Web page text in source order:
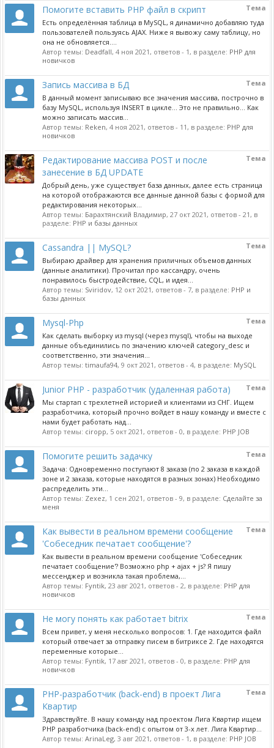
Тема
Помогите вставить PHP файл в скрипт
Есть определённая таблица в MySQL, я динамично добавляю туда
пользователей пользуясь AJAX. Ниже я вывожу саму таблицу, но
она не обновляется....
Автор темы: Deadfall, 4 ноя 2021, ответов - 1, в разделе: PHP для
новичков
Тема
Запись массива в БД
В данный момент записываю все значения массива, построчно в
базу MySQL, используя INSERT в цикле... Это не правильно... Как
можно записать массив...
Автор темы: Reken, 4 ноя 2021, ответов - 11, в разделе: PHP для
новичков
Тема
Редактирование массива POST и после
занесение в БД UPDATE
Добрый день, уже существует база данных, далее есть страница
на которой отображаются все данные данной базы с формой для
редактирования некоторых...
Автор темы: Барахтянский Владимир, 27 окт 2021, ответов - 21, в
разделе: PHP и базы данных
Тема
Cassandra || MySQL?
Выбираю драйвер для хранения приличных объемов данных
(данные аналитики). Прочитал про кассандру, очень
понравилось быстродействие, CQL, и идея...
Автор темы: Sviridov, 12 окт 2021, ответов - 7, в разделе: PHP и
базы данных
Тема
Mysql-Php
Как сделать выборку из mysql (через mysql), чтобы на выходе
данные объединились по значению ключей category_desc и
соответственно, эти значения...
Автор темы: timaufa94, 9 окт 2021, ответов - 4, в разделе: MySQL
Тема
Junior PHP - разработчик (удаленная работа)
Мы стартап с трехлетней историей и клиентами из СНГ. Ищем
разработчика, который прочно войдет в нашу команду и вместе с
нами будет работать над...
Автор темы: ciropp, 5 окт 2021, ответов - 0, в разделе: PHP JOB
Тема
Помогите решить задачку
Задача: Одновременно поступают 8 заказа (по 2 заказа в каждой
зоне и 2 заказа, которые находятся в разных зонах) Необходимо
распределить эти...
Автор темы: Zexez, 1 сен 2021, ответов - 9, в разделе: Сделайте за
меня
Тема
Как вывести в реальном времени сообщение
'Собеседник печатает сообщение'?
Как вывести в реальном времени сообщение 'Собеседник
печатает сообщение'? Возможно php + ajax + js? Я пишу
мессенджер и возникла такая проблема,...
Автор темы: Fyntik, 23 авг 2021, ответов - 2, в разделе: PHP для
новичков
Тема
Не могу понять как работает bitrix
Всем привет, у меня несколько вопросов: 1. Где находится файл
который отвечает за отправку писем в битриксе 2. Где находятся
переменные которые...
Автор темы: Fyntik, 17 авг 2021, ответов - 0, в разделе: PHP для
новичков
Тема
PHP-разработчик (back-end) в проект Лига
Квартир
Здравствуйте. В нашу команду над проектом Лига Квартир ищем
PHP разработчика (back-end) с опытом от 3-х лет. Лига Квартир...
Автор темы: ArinaLeg, 3 авг 2021, ответов - 1, в разделе: PHP JOB